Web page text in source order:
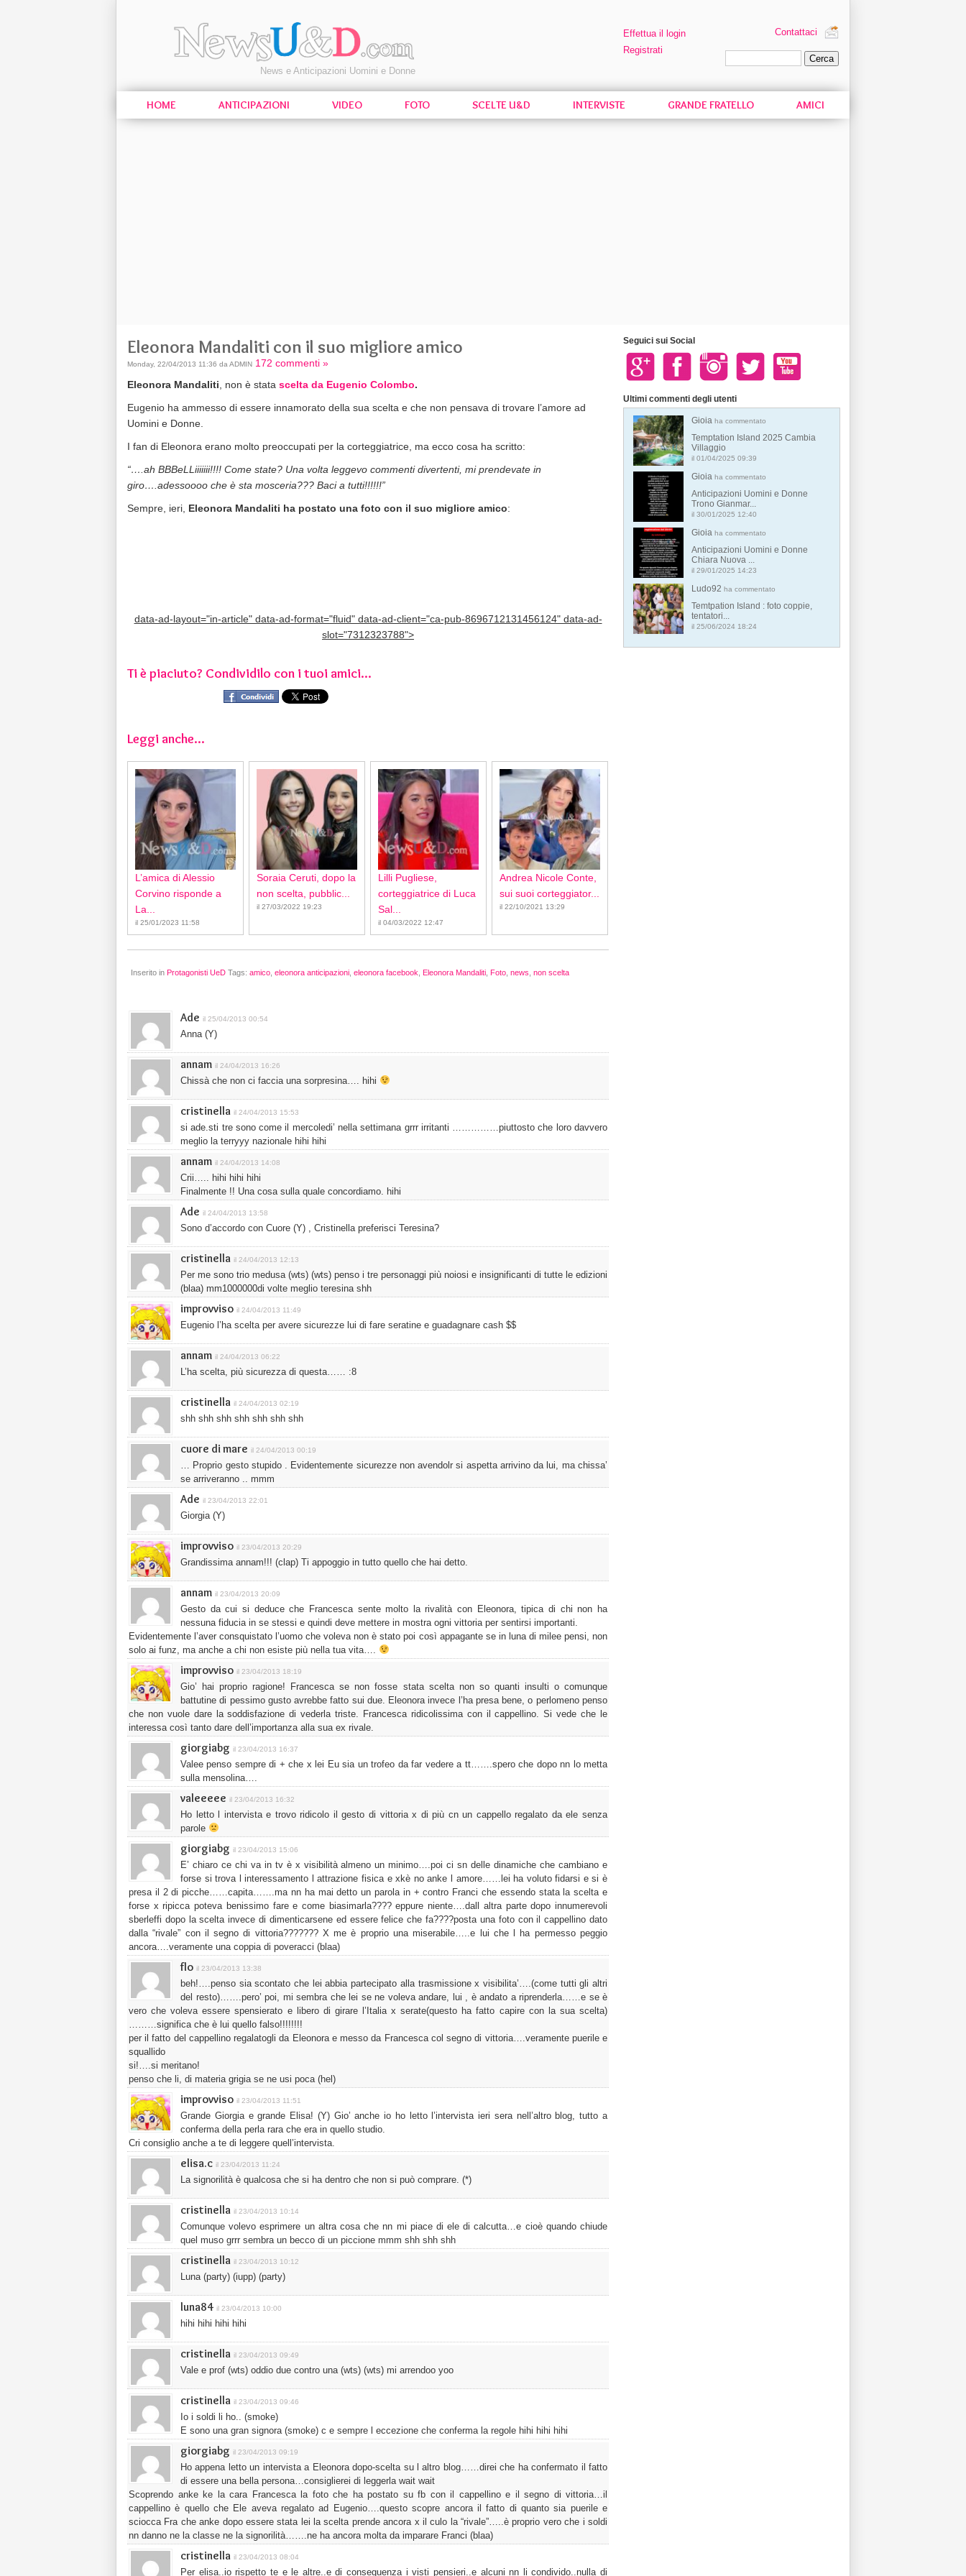
News e Anticipazioni Uomini e Donne
Effettua il login
Registrati
Contattaci
HOME ANTICIPAZIONI VIDEO FOTO SCELTE U&D INTERVISTE GRANDE FRATELLO AMICI
Eleonora Mandaliti con il suo migliore amico
Monday, 22/04/2013 11:36 da ADMIN 172 commenti »
Eleonora Mandaliti , non è stata scelta da Eugenio Colombo.
Eugenio ha ammesso di essere innamorato della sua scelta e che non pensava di trovare l’amore ad
Uomini e Donne.
I fan di Eleonora erano molto preoccupati per la corteggiatrice, ma ecco cosa ha scritto:
“….ah BBBeLLiiiiiii!!!! Come state? Una volta leggevo commenti divertenti, mi prendevate in
giro….adessoooo che è sta mosceria??? Baci a tutti!!!!!!”
Sempre, ieri, Eleonora Mandaliti ha postato una foto con il suo migliore amico:
data-ad-layout="in-article" data-ad-format="fluid" data-ad-client="ca-pub-8696712131456124" data-ad-
slot="7312323788">
Ti è piaciuto? Condividilo con i tuoi amici...
Leggi anche...
L’amica di Alessio
Corvino risponde a
La...
il 25/01/2023 11:58
Soraia Ceruti, dopo la
non scelta, pubblic...
il 27/03/2022 19:23
Lilli Pugliese,
corteggiatrice di Luca
Sal...
il 04/03/2022 12:47
Andrea Nicole Conte,
sui suoi corteggiator...
il 22/10/2021 13:29
Inserito in Protagonisti UeD Tags: amico eleonora anticipazioni eleonora facebook Eleonora Mandaliti Foto news non scelta
Ade il 25/04/2013 00:54
Anna (Y)
annam il 24/04/2013 16:26
Chissà che non ci faccia una sorpresina…. hihi
cristinella il 24/04/2013 15:53
si ade.sti tre sono come il mercoledi’ nella settimana grrr irritanti ……………piuttosto che loro davvero
meglio la terryyy nazionale hihi hihi
annam il 24/04/2013 14:08
Crii….. hihi hihi hihi
Finalmente !! Una cosa sulla quale concordiamo. hihi
Ade il 24/04/2013 13:58
Sono d’accordo con Cuore (Y) , Cristinella preferisci Teresina?
cristinella il 24/04/2013 12:13
Per me sono trio medusa (wts) (wts) penso i tre personaggi più noiosi e insignificanti di tutte le edizioni
(blaa) mm1000000di volte meglio teresina shh
improvviso il 24/04/2013 11:49
Eugenio l’ha scelta per avere sicurezze lui di fare seratine e guadagnare cash $$
annam il 24/04/2013 06:22
L’ha scelta, più sicurezza di questa…… :8
cristinella il 24/04/2013 02:19
shh shh shh shh shh shh shh
cuore di mare il 24/04/2013 00:19
… Proprio gesto stupido . Evidentemente sicurezze non avendolr si aspetta arrivino da lui, ma chissa’
se arriveranno .. mmm
Ade il 23/04/2013 22:01
Giorgia (Y)
improvviso il 23/04/2013 20:29
Grandissima annam!!! (clap) Ti appoggio in tutto quello che hai detto.
annam il 23/04/2013 20:09
Gesto da cui si deduce che Francesca sente molto la rivalità con Eleonora, tipica di chi non ha
nessuna fiducia in se stessi e quindi deve mettere in mostra ogni vittoria per sentirsi importanti.
Evidentemente l’aver consquistato l’uomo che voleva non è stato poi così appagante se in luna di milee pensi, non
solo ai funz, ma anche a chi non esiste più nella tua vita….
improvviso il 23/04/2013 18:19
Gio’ hai proprio ragione! Francesca se non fosse stata scelta non so quanti insulti o comunque
battutine di pessimo gusto avrebbe fatto sui due. Eleonora invece l’ha presa bene, o perlomeno penso
che non vuole dare la soddisfazione di vederla triste. Francesca ridicolissima con il cappellino. Si vede che le
interessa così tanto dare dell’importanza alla sua ex rivale.
giorgiabg il 23/04/2013 16:37
Valee penso sempre di + che x lei Eu sia un trofeo da far vedere a tt…….spero che dopo nn lo metta
sulla mensolina….
valeeeee il 23/04/2013 16:32
Ho letto l intervista e trovo ridicolo il gesto di vittoria x di più cn un cappello regalato da ele senza
parole
giorgiabg il 23/04/2013 15:06
E’ chiaro ce chi va in tv è x visibilità almeno un minimo….poi ci sn delle dinamiche che cambiano e
forse si trova l interessamento l attrazione fisica e xkè no anke l amore……lei ha voluto fidarsi e si è
presa il 2 di picche……capita…….ma nn ha mai detto un parola in + contro Franci che essendo stata la scelta e
forse x ripicca poteva benissimo fare e come biasimarla???? eppure niente….dall altra parte dopo innumerevoli
sberleffi dopo la scelta invece di dimenticarsene ed essere felice che fa????posta una foto con il cappellino dato
dalla “rivale” con il segno di vittoria??????? X me è proprio una miserabile…..e lui che l ha permesso peggio
ancora….veramente una coppia di poveracci (blaa)
flo il 23/04/2013 13:38
beh!….penso sia scontato che lei abbia partecipato alla trasmissione x visibilita’….(come tutti gli altri
del resto)…….pero’ poi, mi sembra che lei se ne voleva andare, lui , è andato a riprenderla……e se è
vero che voleva essere spensierato e libero di girare l’Italia x serate(questo ha fatto capire con la sua scelta)
………significa che è lui quello falso!!!!!!!!
per il fatto del cappellino regalatogli da Eleonora e messo da Francesca col segno di vittoria….veramente puerile e
squallido
si!….si meritano!
penso che li, di materia grigia se ne usi poca (hel)
improvviso il 23/04/2013 11:51
Grande Giorgia e grande Elisa! (Y) Gio’ anche io ho letto l’intervista ieri sera nell’altro blog, tutto a
conferma della perla rara che era in quello studio.
Cri consiglio anche a te di leggere quell’intervista.
elisa.c il 23/04/2013 11:24
La signorilità è qualcosa che si ha dentro che non si può comprare. (*)
cristinella il 23/04/2013 10:14
Comunque volevo esprimere un altra cosa che nn mi piace di ele di calcutta…e cioè quando chiude
quel muso grrr sembra un becco di un piccione mmm shh shh shh
cristinella il 23/04/2013 10:12
Luna (party) (iupp) (party)
luna84 il 23/04/2013 10:00
hihi hihi hihi hihi
cristinella il 23/04/2013 09:49
Vale e prof (wts) oddio due contro una (wts) (wts) mi arrendoo yoo
cristinella il 23/04/2013 09:46
Io i soldi li ho.. (smoke)
E sono una gran signora (smoke) c e sempre l eccezione che conferma la regole hihi hihi hihi
giorgiabg il 23/04/2013 09:19
Ho appena letto un intervista a Eleonora dopo-scelta su l altro blog……direi che ha confermato il fatto
di essere una bella persona…consiglierei di leggerla wait wait
Scoprendo anke ke la cara Francesca la foto che ha postato su fb con il cappellino e il segno di vittoria…il
cappellino è quello che Ele aveva regalato ad Eugenio….questo scopre ancora il fatto di quanto sia puerile e
sciocca Fra che anke dopo essere stata lei la scelta prende ancora x il culo la “rivale”…..è proprio vero che i soldi
nn danno ne la classe ne la signorilità…….ne ha ancora molta da imparare Franci (blaa)
cristinella il 23/04/2013 08:04
Per elisa..io rispetto te e le altre..e di conseguenza i visti pensieri..e alcuni nn li condivido..nulla di
Seguici sui Social
Ultimi commenti degli utenti
Gioia ha commentato
Temptation Island 2025 Cambia
Villaggio
il 01/04/2025 09:39
Gioia ha commentato
Anticipazioni Uomini e Donne
Trono Gianmar...
il 30/01/2025 12:40
Gioia ha commentato
Anticipazioni Uomini e Donne
Chiara Nuova ...
il 29/01/2025 14:23
Ludo92 ha commentato
Temtpation Island : foto coppie,
tentatori...
il 25/06/2024 18:24